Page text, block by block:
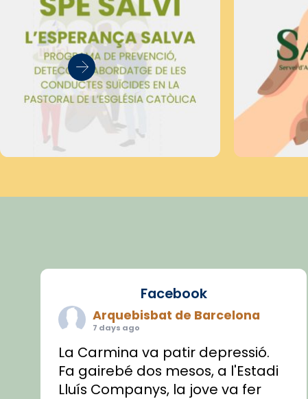
Facebook
Arquebisbat de Barcelona
7 days ago
La Carmina va patir depressió.
Fa gairebé dos mesos, a l'Estadi
Lluís Companys, la jove va fer